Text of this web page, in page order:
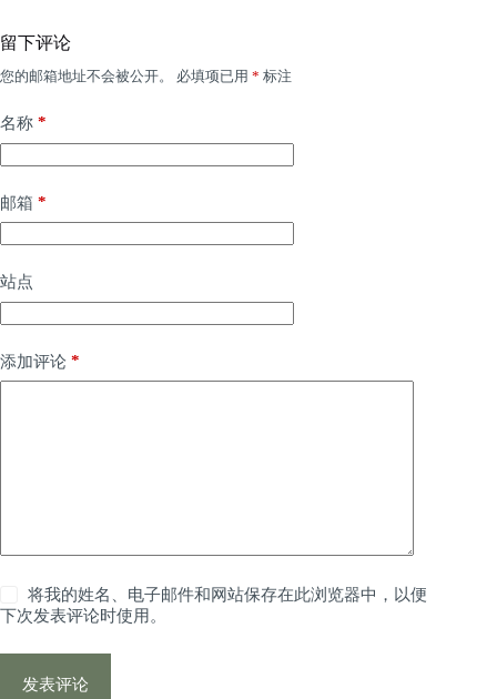
留下评论
您的邮箱地址不会被公开。 必填项已用 * 标注
名称 *
邮箱 *
站点
添加评论 *
将我的姓名、电子邮件和网站保存在此浏览器中，以便
下次发表评论时使用。
发表评论